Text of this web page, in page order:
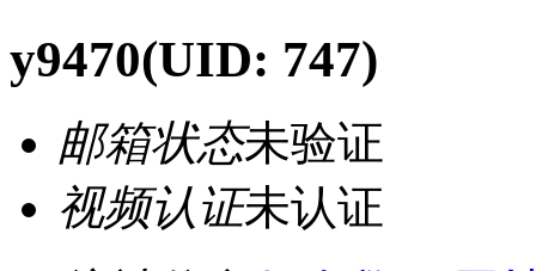
y9470(UID: 747)
邮箱状态未验证
视频认证未认证